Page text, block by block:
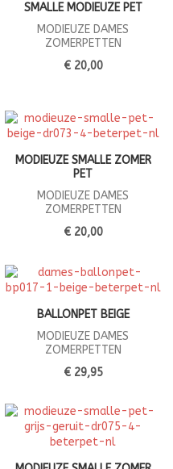
SMALLE MODIEUZE PET
MODIEUZE DAMES
ZOMERPETTEN
€ 20,00
MODIEUZE SMALLE ZOMER
PET
MODIEUZE DAMES
ZOMERPETTEN
€ 20,00
BALLONPET BEIGE
MODIEUZE DAMES
ZOMERPETTEN
€ 29,95